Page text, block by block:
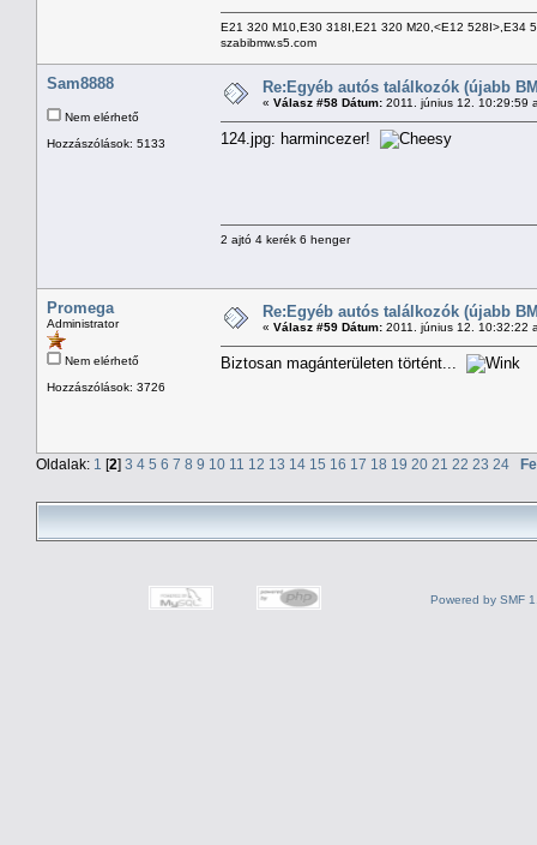
E21 320 M10,E30 318I,E21 320 M20,<E12 528I>,E34
szabibmw.s5.com
Sam8888
Nem elérhető
Hozzászólások: 5133
Re:Egyéb autós találkozók (újabb
« Válasz #58 Dátum: 2011. június 12. 10:29:59
124.jpg: harmincezer!
2 ajtó 4 kerék 6 henger
Promega
Administrator
Nem elérhető
Hozzászólások: 3726
Re:Egyéb autós találkozók (újabb
« Válasz #59 Dátum: 2011. június 12. 10:32:22
Biztosan magánterületen történt...
Oldalak: 1 [2] 3 4 5 6 7 8 9 10 11 12 13 14 15 16 17 18 19 20 21 22 23 24
Powered by SMF